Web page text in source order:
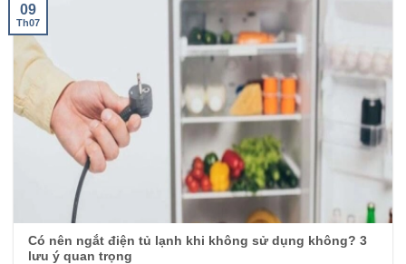
Có nên ngắt điện tủ lạnh khi không sử dụng không? 3
lưu ý quan trọng
09
Th07